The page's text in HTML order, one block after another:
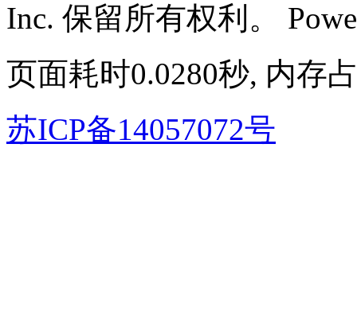
Inc. 保留所有权利。
页面耗时0.0280秒, 内存
苏ICP备14057072号